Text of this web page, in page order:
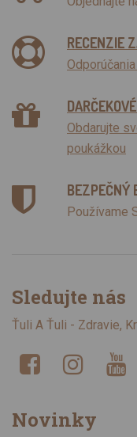
RECENZIE
Obdarujte
poukážkou
BEZPEČNÝ
Používame
Sledujte nás
Ťuli A Ťuli - Zdravie,
Novinky